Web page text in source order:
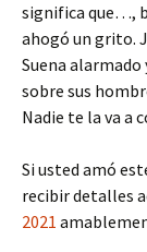
significa que…,
ahogó un grito.
Suena
sobre sus
Nadie te la va a
Si usted amó
recibir detalles
2021